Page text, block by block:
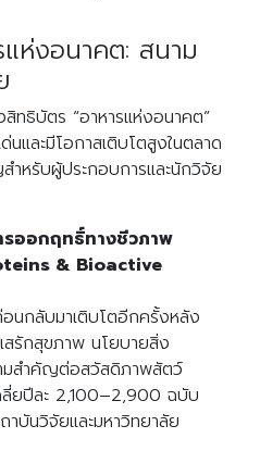
แห่งอนาคต: สนาม
สิทธิบัตร “อาหารแห่งอนาคต”
และมีโอกาสเติบโตสูงในตลาด
หรับผู้ประกอบการและนักวิจัย
ออกฤทธิ์ทางชีวภาพ
& Bioactive
นกลับมาเติบโตอีกครั้งหลัง
สรักสุขภาพ นโยบายสิ่ง
มสำคัญต่อสวัสดิภาพสัตว์
ลี่ยปีละ 2,100–2,900 ฉบับ
บันวิจัยและมหาวิทยาลัย